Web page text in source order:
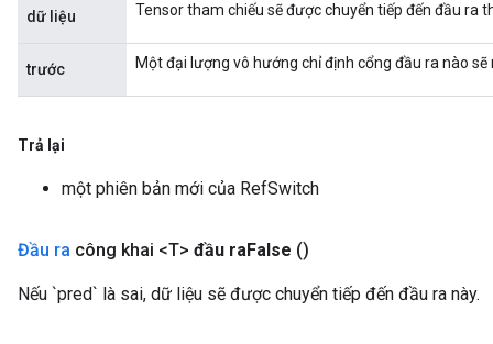
dữ liệu Tensor tham chiếu sẽ được chuyển tiếp đến đầu ra
trước Một đại lượng vô hướng chỉ định cổng đầu ra nào sẽ
Trả lại
một phiên bản mới của RefSwitch
Đầu ra công khai <T> đầu raFalse ()
Nếu `pred` là sai, dữ liệu sẽ được chuyển tiếp đến đầu ra này.